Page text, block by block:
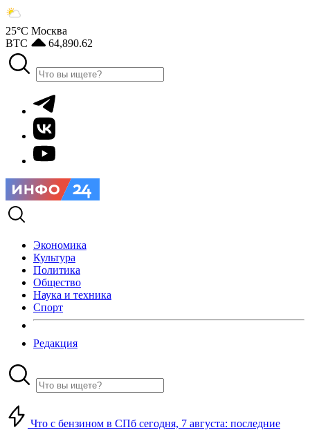
25°С Москва
BTC
64,890.62
Экономика
Культура
Политика
Общество
Наука и техника
Спорт
Редакция
Что с бензином в СПб сегодня, 7 августа: последние